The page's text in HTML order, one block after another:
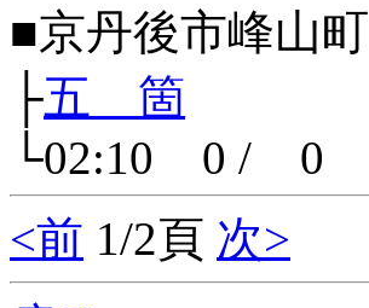
■京丹後市峰山町
├五 箇
└02:10 0 / 0
<前 1/2頁 次>